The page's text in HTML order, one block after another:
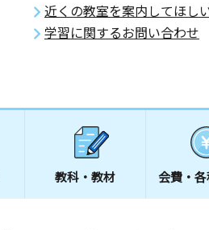
近くの教室を案内してほし
学習に関するお問い合わせ
教科・教材 会費・